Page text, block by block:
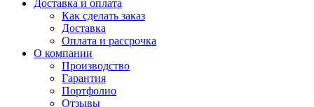
Доставка и оплата
Как сделать заказ
Доставка
Оплата и рассрочка
О компании
Производство
Гарантия
Портфолио
Отзывы